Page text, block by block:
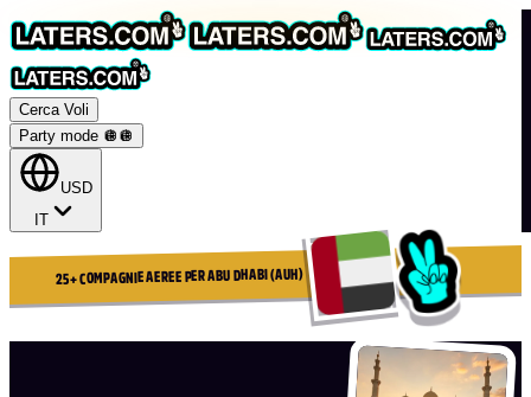
Cerca Voli
Party mode 🪩 🪩
USD
IT
25+ COMPAGNIE AEREE PER ABU DHABI (AUH)